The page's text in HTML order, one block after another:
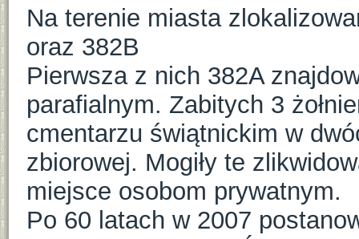
Na terenie miasta
oraz 382B
Pierwsza z nich 382A
parafialnym. Zabitych 3
cmentarzu świątnickim w
zbiorowej. Mogiły te
miejsce osobom prywatnym.
Po 60 latach w 2007